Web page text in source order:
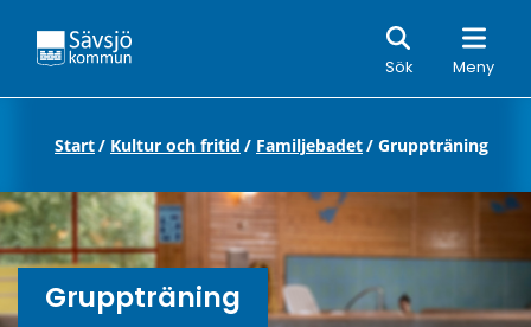
Sök Meny
Sök
Start/ Kultur och fritid / Familjebadet/ Gruppträning
Gruppträning